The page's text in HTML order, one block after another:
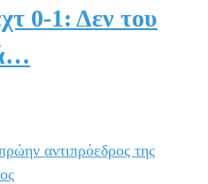
0-1: Δεν του
αντιπρόεδρος της